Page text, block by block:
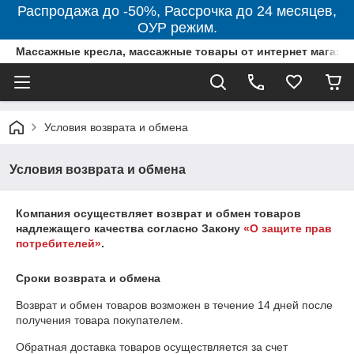
Распродажа до -50%, Рассрочка до 24 месяцев,
ОУР режим.
Массажные кресла, массажные товары от интернет
Условия возврата и обмена
Условия возврата и обмена
Компания осуществляет возврат и обмен товаров
надлежащего качества согласно Закону «О защите прав
потребителей».
Сроки возврата и обмена
Возврат и обмен товаров возможен в течение 14 дней после
получения товара покупателем.
Обратная доставка товаров осуществляется за счет